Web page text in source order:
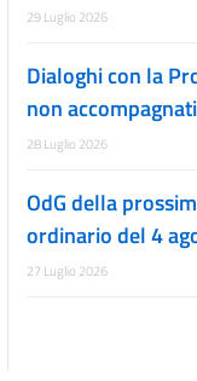
29 Luglio 2026
Dialoghi con la
non
28 Luglio 2026
OdG della
ordinario del 4
27 Luglio 2026